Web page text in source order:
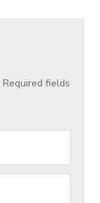
Required fields